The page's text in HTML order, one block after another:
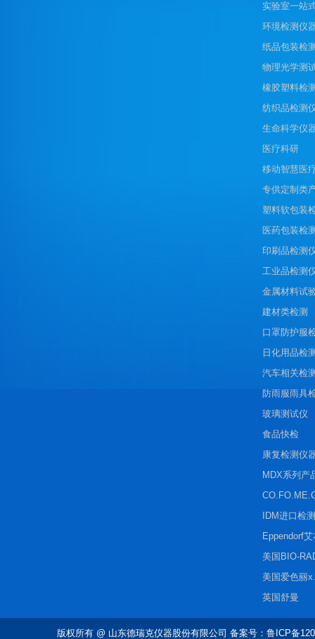
实验室一站
环境检测仪
纸品包装检
物理光学测
橡胶塑料检
纺织品检测
生命科学仪
医疗科研
移动智慧医
专供定制类
塑料软包装
医药包装检
印刷品检测
工业品检测
金属材料试
建材类检测
口罩防护服
日化用品检
汽车相关检
防雨服雨具
玻璃测试仪
食品快检
康复检测仪
MDX系列产
IDM进口检
Eppendorf
美国BIO-
美国爱色丽
英国舒曼
版权所有 @ 山东德瑞克仪器股份有限公司 备案号：鲁ICP备